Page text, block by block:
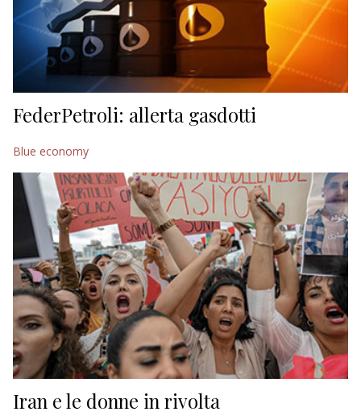
FederPetroli: allerta gasdotti
Blue economy
Iran e le donne in rivolta